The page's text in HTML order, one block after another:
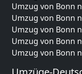
Umzug von Bonn
Umzug von Bonn
Umzug von Bonn
Umzug von Bonn
Umzug von Bonn